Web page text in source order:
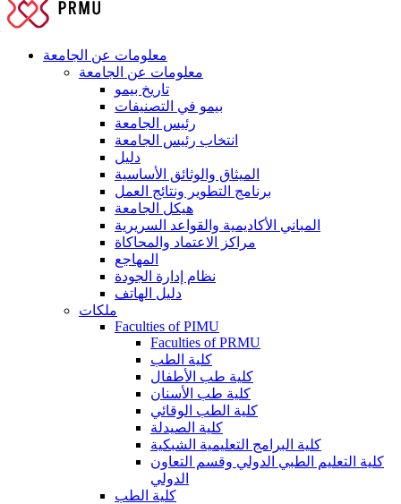
معلومات عن الجامعة
معلومات عن الجامعة
تاريخ بيمو
بيمو في التصنيفات
رئيس الجامعة
انتخاب رئيس الجامعة
دليل
الميثاق والوثائق الأساسية
برنامج التطوير ونتائج العمل
هيكل الجامعة
المباني الأكاديمية والقواعد السريرية
مراكز الاعتماد والمحاكاة
المهاجع
نظام إدارة الجودة
دليل الهاتف
ملكات
Faculties of PIMU
Faculties of PRMU
كلية الطب
كلية طب الأطفال
كلية طب الأسنان
كلية الطب الوقائي
كلية الصيدلة
كلية البرامج التعليمية الشبكية
كلية التعليم الطبي الدولي وقسم التعاون
الدولي
كلية الطب